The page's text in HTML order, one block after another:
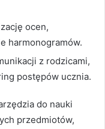
ocen,
harmonogramów.
z rodzicami,
postępów ucznia.
do nauki
przedmiotów,